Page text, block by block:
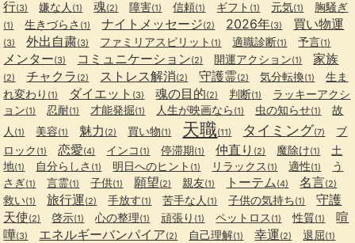
行(3) 嫌な人 (1) 魂(2) 障害(1) 信頼(1) ギフト (1) 元気(1) 胸騒ぎ
(1) 生きづらさ (1) ナイトメッセージ(2) 2026年(3) 買い物運
(3) 外出自粛(3) ファミリアスピリット (1) 適職診断(1) 予言(1)
メンター(3) コミュニケーション(2) 開運アクション(1) 家族
(2) チャクラ (2) ストレス解消(2) 守護霊(2) 気分転換(1)
生ま
れ変わり (1) ダイエット (3) 魂の目的(2) 判断(1)
ラッキーアクシ
ョン(1) 忍耐(1) 才能発掘(1) 人生が映画なら (1) 虫の知らせ(1)
故
人 (1) 美容(1) 魅力 (2) 買い物(1) 天職(11) タイミング(7)
ブ
ロック (1) 恋愛(4) インコ (1) 停滞期(1) 仲直り (2) 魔除け(1)
土
地(1) 自分らしさ (1) 明日へのヒント (1) リラックス (1) 適性(1)
う
さぎ(1) 言霊(1) 子供(1) 願望(2) 親友(1) トーテム (4) 名言(2)
救い(1) 旅行運(2) 手放す(1) 苦手な人 (1) 子供の気持ち(1)
守護
天使(2) 啓示(1) 心の整理(1) 頑張り (1) ペットロス (1) 性質(1)
喧
嘩(3) エネルギーバンパイア(2) 自己理解(1) 幸運(2) 退屈(1)